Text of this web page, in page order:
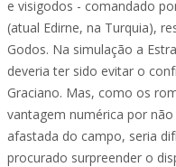
e visigodos - comandado
(atual Edirne, na Turquia),
Godos. Na simulação a
deveria ter sido evitar o
Graciano. Mas, como os
vantagem numérica por
afastada do campo, seria
procurado surpreender o